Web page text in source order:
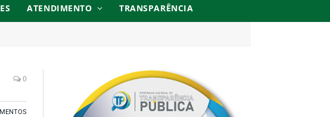
ATENDIMENTO TRANSPARÊNCIA
0